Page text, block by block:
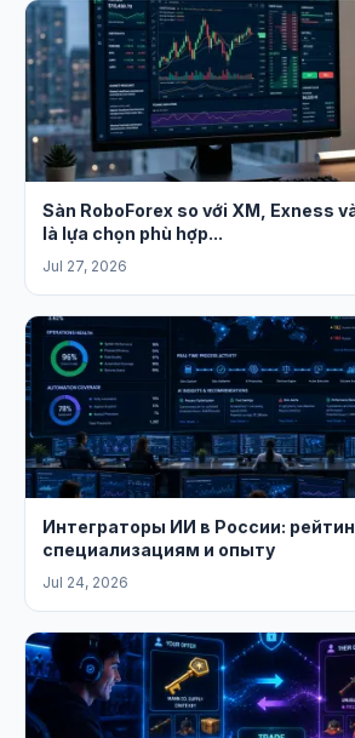
Sàn RoboForex so với XM, Exness
là lựa chọn phù hợp...
Jul 27, 2026
Интеграторы ИИ в России:
специализациям и опыту
Jul 24, 2026